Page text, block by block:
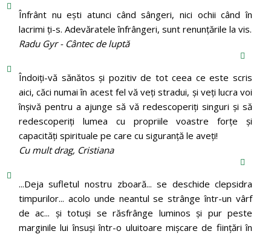
Înfrânt nu ești atunci când sângeri, nici ochii când în
lacrimi ți-s. Adevăratele înfrângeri, sunt renunțările la vis.
Radu Gyr - Cântec de luptă
Îndoiți-vă sănătos și pozitiv de tot ceea ce este scris
aici, căci numai în acest fel vă veți stradui, și veți lucra voi
înșivă pentru a ajunge să vă redescoperiți singuri și să
redescoperiți lumea cu propriile voastre forțe și
capacități spirituale pe care cu siguranță le aveți!
Cu mult drag, Cristiana
...Deja sufletul nostru zboară... se deschide clepsidra
timpurilor... acolo unde neantul se strânge într-un vârf
de ac... și totuși se răsfrânge luminos și pur peste
marginile lui însuși într-o uluitoare mișcare de ființări în